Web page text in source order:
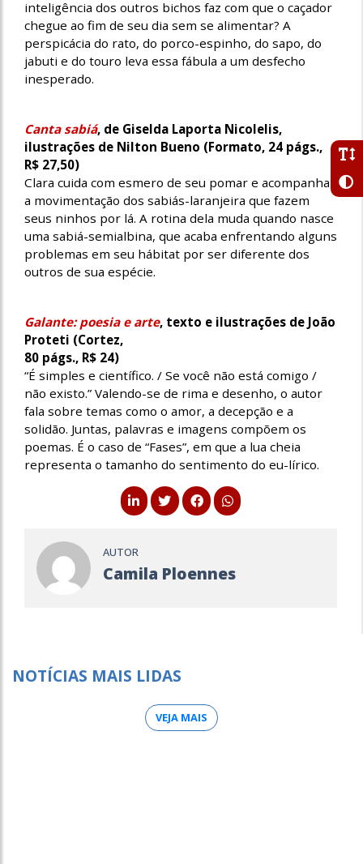
inteligência dos outros bichos faz com que o caçador
chegue ao fim de seu dia sem se alimentar? A
perspicácia do rato, do porco-espinho, do sapo, do
jabuti e do touro leva essa fábula a um desfecho
inesperado.
Canta sabiá, de Giselda Laporta Nicolelis,
ilustrações de Nilton Bueno (Formato, 24 págs.,
R$ 27,50)
Clara cuida com esmero de seu pomar e acompanha
a movimentação dos sabiás-laranjeira que fazem
seus ninhos por lá. A rotina dela muda quando nasce
uma sabiá-semialbina, que acaba enfrentando alguns
problemas em seu hábitat por ser diferente dos
outros de sua espécie.
Galante: poesia e arte, texto e ilustrações de João
Proteti (Cortez,
80 págs., R$ 24)
“É simples e científico. / Se você não está comigo /
não existo.” Valendo-se de rima e desenho, o autor
fala sobre temas como o amor, a decepção e a
solidão. Juntas, palavras e imagens compõem os
poemas. É o caso de “Fases”, em que a lua cheia
representa o tamanho do sentimento do eu-lírico.
AUTOR
Camila Ploennes
NOTÍCIAS MAIS LIDAS
VEJA MAIS